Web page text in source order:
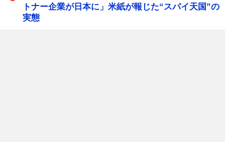
トナー企業が日本に」米紙が報じた“スパイ天国”の
実態